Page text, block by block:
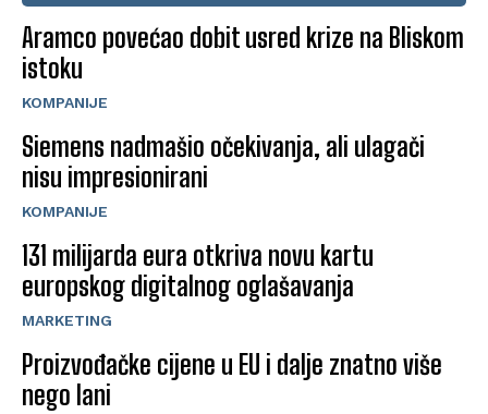
Aramco povećao dobit usred krize na Bliskom
istoku
KOMPANIJE
Siemens nadmašio očekivanja, ali ulagači
nisu impresionirani
KOMPANIJE
131 milijarda eura otkriva novu kartu
europskog digitalnog oglašavanja
MARKETING
Proizvođačke cijene u EU i dalje znatno više
nego lani